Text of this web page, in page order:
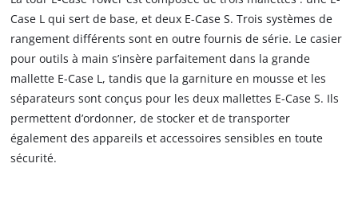
série de compartiments en plastique pour ordonner et ranger
les petites pièces et accessoires. Trois autocollants de
marquage sont également fournis pour identifier en
permanence le contenu de chaque mallette.
Case L qui sert de base, et deux E-Case S. Trois systèmes de
rangement différents sont en outre fournis de série. Le casier
pour outils à main s’insère parfaitement dans la grande
mallette E-Case L, tandis que la garniture en mousse et les
séparateurs sont conçus pour les deux mallettes E-Case S. Ils
permettent d’ordonner, de stocker et de transporter
également des appareils et accessoires sensibles en toute
sécurité.